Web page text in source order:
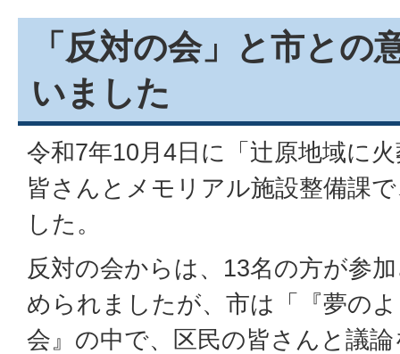
「反対の会」と市との
いました
令和7年10月4日に「辻原地域に
皆さんとメモリアル施設整備課
した。
反対の会からは、13名の方が参
められましたが、市は「『夢の
会』の中で、区民の皆さんと議